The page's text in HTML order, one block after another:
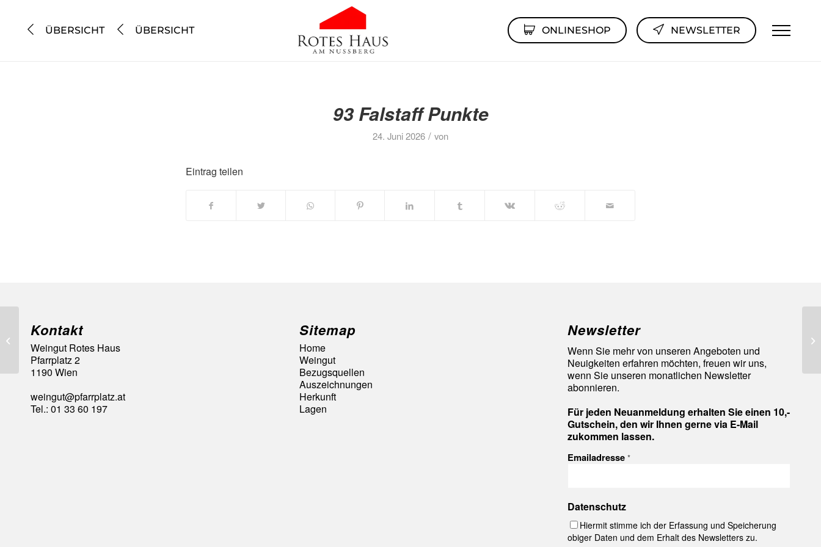
ÜBERSICHT ÜBERSICHT ONLINESHOP NEWSLETTER
93 Falstaff Punkte
24. Juni 2026 / von
Eintrag teilen
Kontakt
Weingut Rotes Haus
Pfarrplatz 2
1190 Wien
weingut@pfarrplatz.at
Tel.: 01 33 60 197
Sitemap
Home
Weingut
Bezugsquellen
Auszeichnungen
Herkunft
Lagen
Newsletter
Wenn Sie mehr von unseren Angeboten und
Neuigkeiten erfahren möchten, freuen wir uns,
wenn Sie unseren monatlichen Newsletter
abonnieren.
Für jeden Neuanmeldung erhalten Sie einen 10,-
Gutschein, den wir Ihnen gerne via E-Mail
zukommen lassen.
Emailadresse*
Datenschutz
Hiermit stimme ich der Erfassung und Speicherung
obiger Daten und dem Erhalt des Newsletters zu.